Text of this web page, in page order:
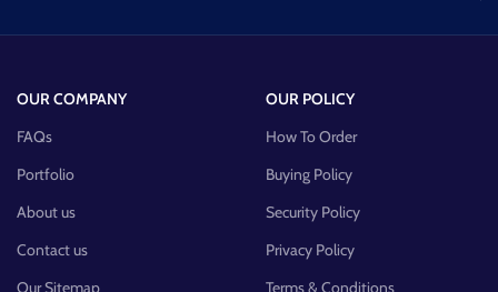
OUR COMPANY
FAQs
Portfolio
About us
Contact us
Our Sitemap
OUR POLICY
How To Order
Buying Policy
Security Policy
Privacy Policy
Terms & Conditions